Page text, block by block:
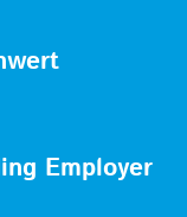
Employer